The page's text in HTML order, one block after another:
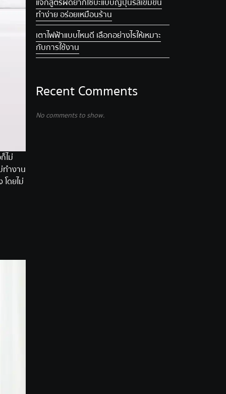
ไม่
ทำงาน
ดยไม่
แจกสูตรผัดยากิโซบะแบบญี่ปุ่น รสเข้มข้น
ทำง่าย อร่อยเหมือนร้าน
เตาไฟฟ้าแบบไหนดี เลือกอย่างไรให้เหมาะ
กับการใช้งาน
Recent Comments
No comments to show.